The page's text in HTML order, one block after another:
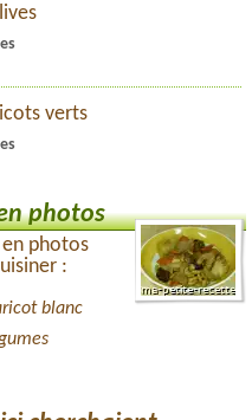
verts
photos
photos
:
blanc